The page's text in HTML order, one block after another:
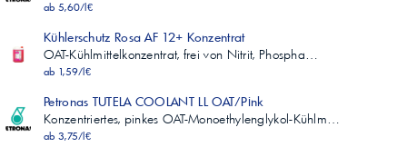
ab 5,60/l€
Kühlerschutz Rosa AF 12+ Konzentrat
OAT-Kühlmittelkonzentrat, frei von Nitrit, Phospha…
ab 1,59/l€
Petronas TUTELA COOLANT LL OAT/Pink
Konzentriertes, pinkes OAT-Monoethylenglykol-Kühlm…
ab 3,75/l€